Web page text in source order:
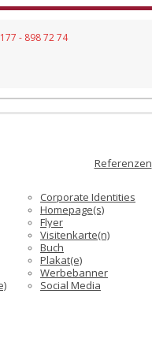
- 898 72 74
Referenzen
Corporate Identities
Homepage(s)
Flyer
Visitenkarte(n)
Buch
Plakat(e)
Werbebanner
Social Media